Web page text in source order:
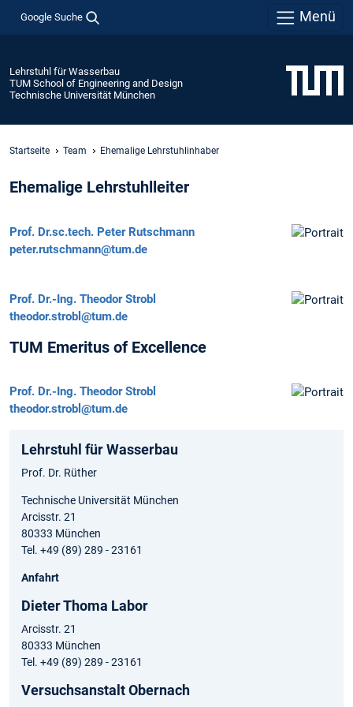
Google Suche Menü
Lehrstuhl für Wasserbau
TUM School of Engineering and Design
Technische Universität München
Startseite Team Ehemalige Lehrstuhlinhaber
Ehemalige Lehrstuhlleiter
Prof. Dr.sc.tech. Peter Rutschmann
peter.rutschmann@tum.de
Prof. Dr.-Ing. Theodor Strobl
theodor.strobl@tum.de
TUM Emeritus of Excellence
Prof. Dr.-Ing. Theodor Strobl
theodor.strobl@tum.de
Lehrstuhl für Wasserbau
Prof. Dr. Rüther
Technische Universität München
Arcisstr. 21
80333 München
Tel. +49 (89) 289 - 23161
Anfahrt
Dieter Thoma Labor
Arcisstr. 21
80333 München
Tel. +49 (89) 289 - 23161
Versuchsanstalt Obernach